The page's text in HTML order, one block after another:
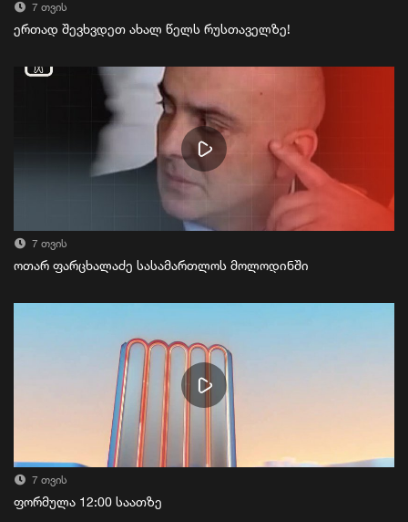
7 თვის
ერთად შევხვდეთ ახალ წელს რუსთაველზე!
7 თვის
ოთარ ფარცხალაძე სასამართლოს მოლოდინში
7 თვის
ფორმულა 12:00 საათზე